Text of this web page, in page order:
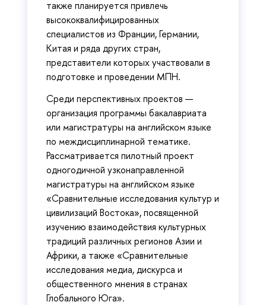
также планируется привлечь
высококвалифицированных
специалистов из Франции, Германии,
Китая и ряда других стран,
представители которых участвовали в
подготовке и проведении МПН.
Среди перспективных проектов —
организация программы бакалавриата
или магистратуры на английском языке
по междисциплинарной тематике.
Рассматривается пилотный проект
одногодичной узконаправленной
магистратуры на английском языке
«Сравнительные исследования культур и
цивилизаций Востока», посвященной
изучению взаимодействия культурных
традиций различных регионов Азии и
Африки, а также «Сравнительные
исследования медиа, дискурса и
общественного мнения в странах
Глобального Юга».